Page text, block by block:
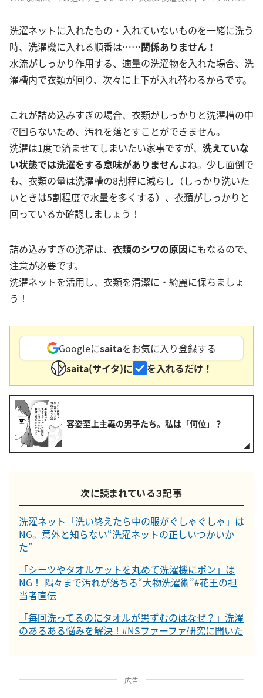
洗濯ネットに入れたもの・入れていないものを一緒に洗う
時、洗濯機に入れる順番は……関係ありません！
水流がしっかり作用する、適量の洗濯物を入れた場合、洗
濯槽内で衣類が回り、次々に上下が入れ替わるからです。
これが詰め込みすぎの場合、衣類がしっかりと洗濯槽の中
で回らないため、汚れを落とすことができません。
洗濯は1度で済ませてしまいたい家事ですが、 洗えていな
い状態では洗濯をする意味がありませんよね。少し面倒で
も、衣類の量は洗濯槽の8割程に減らし（しっかり洗いた
いときは5割程度で水量を多くする）、衣類がしっかりと
回っているか確認しましょう！
詰め込みすぎの洗濯は、 衣類のシワの原因にもなるので、
注意が必要です。
洗濯ネットを活用し、衣類を清潔に・綺麗に保ちましょ
う！
Googleにsaitaをお気に入り登録する
saita(サイタ)に
を入れるだけ！
容姿至上主義の男子たち。私は「何位」？
次に読まれている３記事
洗濯ネット「洗い終えたら中の服がぐしゃぐしゃ」は
NG。意外と知らない“洗濯ネットの正しいつかいか
た”
「シーツやタオルケットを丸めて洗濯機にポン」は
NG！ 隅々まで汚れが落ちる“大物洗濯術”#花王の担
当者直伝
「毎回洗ってるのにタオルが黒ずむのはなぜ？」洗濯
のあるある悩みを解決！#NSファーファ研究に聞いた
広告